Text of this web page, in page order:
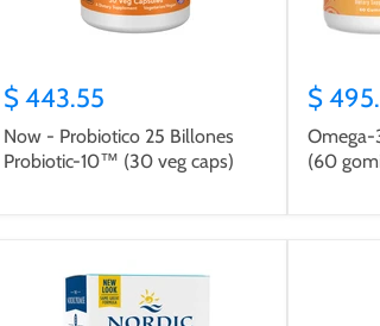
$ 443.55
Now - Probiotico 25 Billones
Probiotic-10™ (30 veg caps)
$
Omega-
(60